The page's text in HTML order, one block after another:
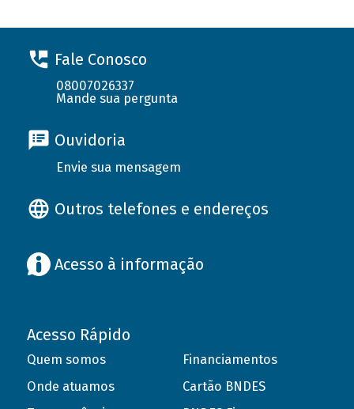
Fale Conosco
08007026337
Mande sua pergunta
Ouvidoria
Envie sua mensagem
Outros telefones e endereços
Acesso à informação
Acesso Rápido
Quem somos
Onde atuamos
Financiamentos
Cartão BNDES